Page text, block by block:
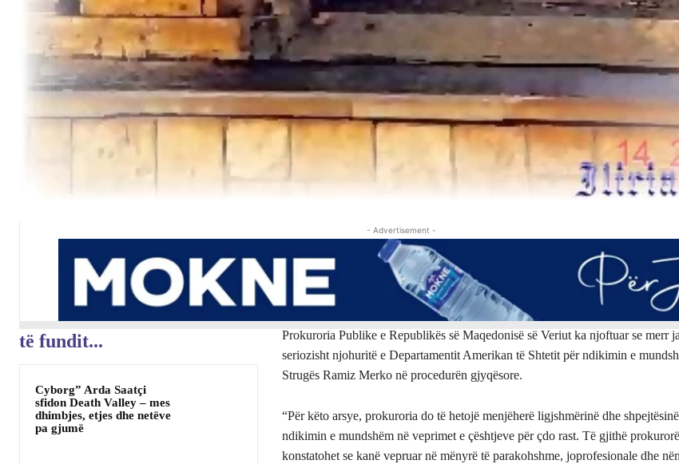
- Advertisement -
të fundit...
Cyborg” Arda Saatçi
sfidon Death Valley – mes
dhimbjes, etjes dhe netëve
pa gjumë
Prokuroria Publike e Republikës së Maqedonisë së Veriut ka njoftuar se merr
seriozisht njohuritë e Departamentit Amerikan të Shtetit për ndikimin e
Strugës Ramiz Merko në procedurën gjyqësore.
“Për këto arsye, prokuroria do të hetojë menjëherë ligjshmërinë dhe
ndikimin e mundshëm në veprimet e çështjeve për çdo rast. Të gjithë
konstatohet se kanë vepruar në mënyrë të parakohshme, joprofesionale dhe